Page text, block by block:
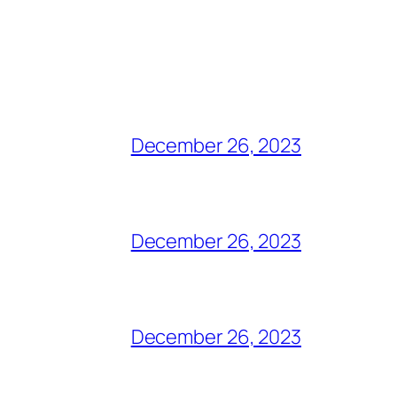
December 26, 2023
December 26, 2023
December 26, 2023